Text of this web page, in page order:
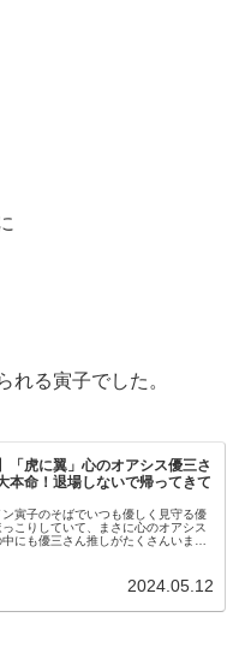
れる寅子でした。
「虎に翼」心のオアシス優三さ
本命！退場しないで帰ってきて
ン寅子のそばでいつも優しく見守る優
こりしていて、まさに心のオアシス
にも優三さん推しがたくさんいま
2024.05.12